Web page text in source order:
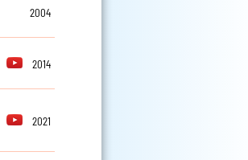
2004
2014
2021